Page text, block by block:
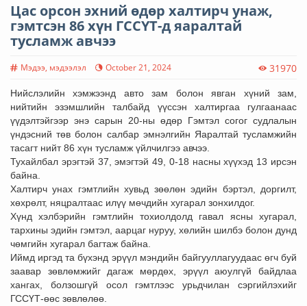
Цас орсон эхний өдөр халтирч унаж,
гэмтсэн 86 хүн ГССҮТ-д яаралтай
тусламж авчээ
Мэдээ, мэдээлэл October 21, 2024 31970
Нийслэлийн хэмжээнд авто зам болон явган хүний зам,
нийтийн эзэмшлийн талбайд үүссэн халтиргаа гулгаанаас
үүдэлтэйгээр энэ сарын 20-ны өдөр Гэмтэл согог судлалын
үндэсний төв болон салбар эмнэлгийн Яаралтай тусламжийн
тасагт нийт 86 хүн тусламж үйлчилгээ авчээ.
Тухайлбал эрэгтэй 37, эмэгтэй 49, 0-18 насны хүүхэд 13 ирсэн
байна.
Халтирч унах гэмтлийн хувьд зөөлөн эдийн бэртэл, доргилт,
хөхрөлт, няцралтаас илүү мөчдийн хугарал зонхилдог.
Хүнд хэлбэрийн гэмтлийн тохиолдолд гавал ясны хугарал,
тархины эдийн гэмтэл, аарцаг нуруу, хөлийн шилбэ болон дунд
чөмгийн хугарал багтаж байна.
Иймд иргэд та бүхэнд эрүүл мэндийн байгууллагуудаас өгч буй
заавар зөвлөмжийг дагаж мөрдөх, эрүүл аюулгүй байдлаа
хангах, болзошгүй осол гэмтлээс урьдчилан сэргийлэхийг
ГССҮТ-өөс зөвлөлөө.